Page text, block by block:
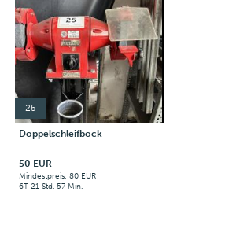
25
Doppelschleifbock
50 EUR
Mindestpreis: 80 EUR
6T 21 Std. 57 Min.